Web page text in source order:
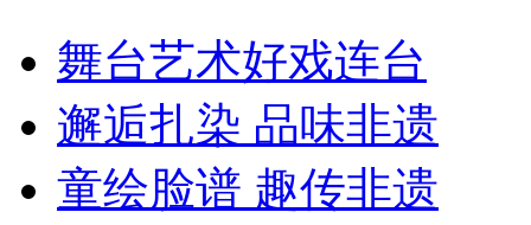
舞台艺术好戏连台
邂逅扎染 品味非遗
童绘脸谱 趣传非遗